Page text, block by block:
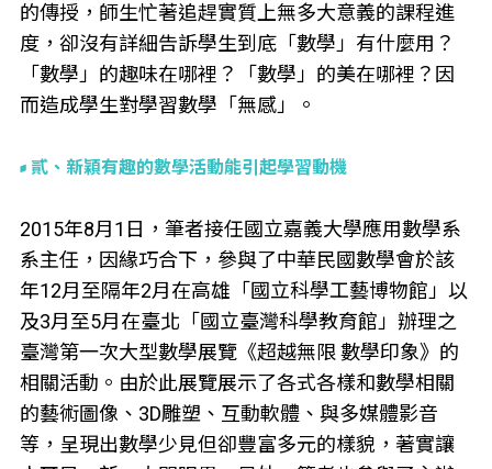
的傳授，師生忙著追趕實質上無多大意義的課程進
度，卻沒有詳細告訴學生到底「數學」有什麼用？
「數學」的趣味在哪裡？「數學」的美在哪裡？因
而造成學生對學習數學「無感」。
貳、新穎有趣的數學活動能引起學習動機
2015年8月1日，筆者接任國立嘉義大學應用數學系
系主任，因緣巧合下，參與了中華民國數學會於該
年12月至隔年2月在高雄「國立科學工藝博物館」以
及3月至5月在臺北「國立臺灣科學教育館」辦理之
臺灣第一次大型數學展覽《超越無限 數學印象》的
相關活動。由於此展覽展示了各式各樣和數學相關
的藝術圖像、3D雕塑、互動軟體、與多媒體影音
等，呈現出數學少見但卻豐富多元的樣貌，著實讓